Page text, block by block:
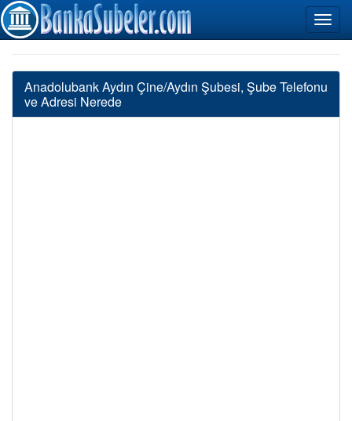
Anadolubank Aydın Çine/Aydın Şubesi, Şube Telefonu
ve Adresi Nerede